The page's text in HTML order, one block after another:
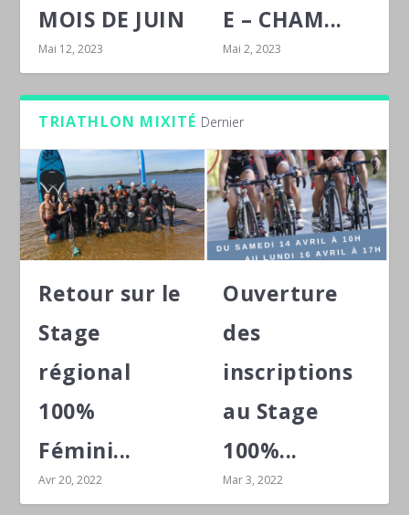
MOIS DE JUIN
Mai 12, 2023
E – CHAM...
Mai 2, 2023
TRIATHLON MIXITÉ Dernier
Retour sur le
Stage
régional
100%
Fémini...
Avr 20, 2022
Ouverture
des
inscriptions
au Stage
100%...
Mar 3, 2022